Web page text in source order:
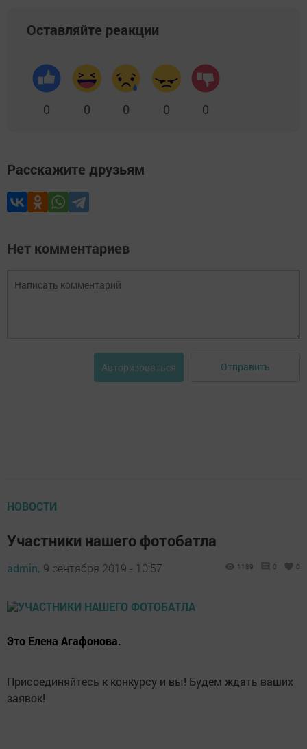
Оставляйте реакции
0 0 0 0 0
Расскажите друзьям
Нет комментариев
Авторизоваться Отправить
НОВОСТИ
Участники нашего фотобатла
admin, 9 сентября 2019 - 10:57 1189 0 0
Это Елена Агафонова.
Присоединяйтесь к конкурсу и вы! Будем ждать ваших
заявок!